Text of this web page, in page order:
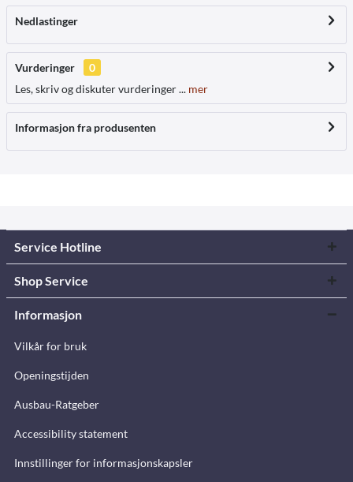
Nedlastinger
Vurderinger
0
Les, skriv og diskuter vurderinger ... mer
Informasjon fra produsenten
Service Hotline
Shop Service
Informasjon
Vilkår for bruk
Openingstijden
Ausbau-Ratgeber
Accessibility statement
Innstillinger for informasjonskapsler